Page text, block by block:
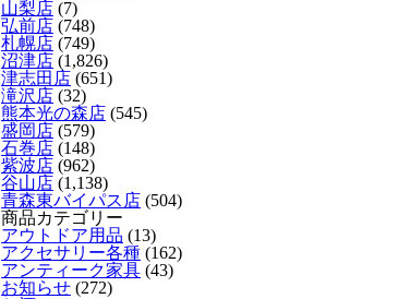
山梨店 (7)
弘前店 (748)
札幌店 (749)
沼津店 (1,826)
津志田店 (651)
滝沢店 (32)
熊本光の森店 (545)
盛岡店 (579)
石巻店 (148)
紫波店 (962)
谷山店 (1,138)
青森東バイパス店 (504)
商品カテゴリー
アウトドア用品 (13)
アクセサリー各種 (162)
アンティーク家具 (43)
お知らせ (272)